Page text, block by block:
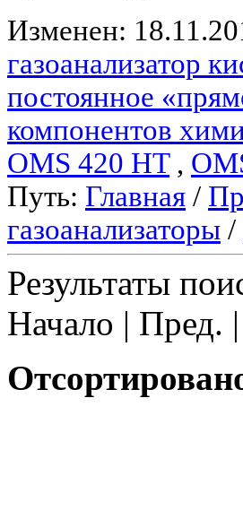
Изменен:
газоанализатор
постоянное
компонентов
OMS 420 HT,
Путь: Главная /
газоанализаторы /
Результаты
Начало | Пред. |